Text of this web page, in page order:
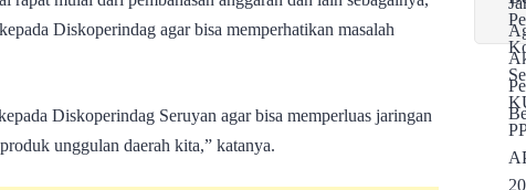
Diskoperindag agar bisa memperhatikan masalah
Diskoperindag Seruyan agar bisa memperluas jaringan
unggulan daerah kita,” katanya.